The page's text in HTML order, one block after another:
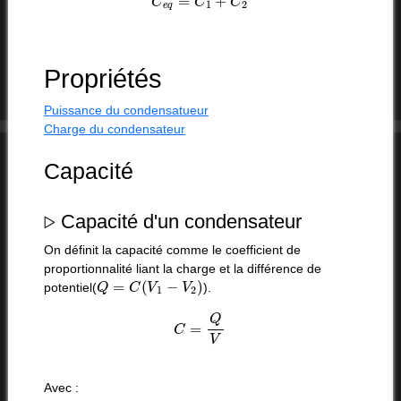
Propriétés
Puissance du condensatueur
Charge du condensateur
Capacité
Capacité d'un condensateur
On définit la capacité comme le coefficient de
proportionnalité liant la charge et la différence de
potentiel(Q=C(V1− V2) ).
V
Avec :